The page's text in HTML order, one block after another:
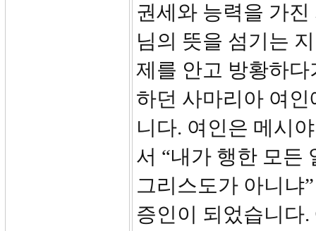
권세와 능력을 가
님의 뜻을 섬기는
제를 안고 방황하
하던 사마리아 여
니다. 여인은 메시
서 “내가 행한 모든
그리스도가 아니냐
증인이 되었습니다